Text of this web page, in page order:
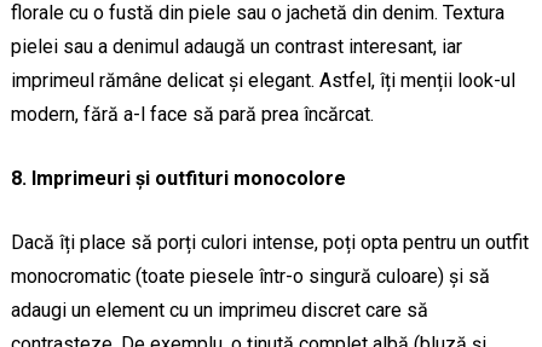
florale cu o fustă din piele sau o jachetă din denim. Textura
pielei sau a denimul adaugă un contrast interesant, iar
imprimeul rămâne delicat și elegant. Astfel, îți menții look-ul
modern, fără a-l face să pară prea încărcat.
8. Imprimeuri și outfituri monocolore
Dacă îți place să porți culori intense, poți opta pentru un outfit
monocromatic (toate piesele într-o singură culoare) și să
adaugi un element cu un imprimeu discret care să